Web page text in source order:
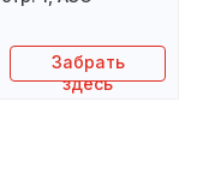
Забрать
здесь